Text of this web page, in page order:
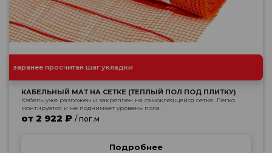
заранее просчитан шаг укладки
КАБЕЛЬНЫЙ МАТ НА СЕТКЕ (ТЕПЛЫЙ ПОЛ ПОД ПЛИТКУ)
Кабель уже разложен и закреплен на самоклеящейся сетке. Легко
монтируется и не поднимает уровень пола.
от 2 922 ₽ / пог.м
Подробнее